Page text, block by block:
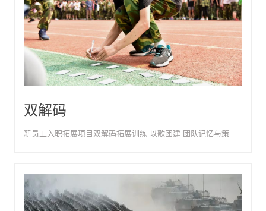
双解码
新员工入职拓展项目双解码拓展训练-以歌团建-团队记忆与策略执行挑战